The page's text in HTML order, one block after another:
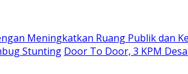
Meningkatkan Ruang Publik dan
Stunting Door To Door, 3 KPM